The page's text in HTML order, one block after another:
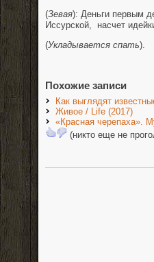
(Зевая): Деньги первым
Иссурской, насчет
(Укладывается спать).
Похожие записи
Как выглядят
Живое / Life (2017)
«Красная черепаха».
(никто еще не